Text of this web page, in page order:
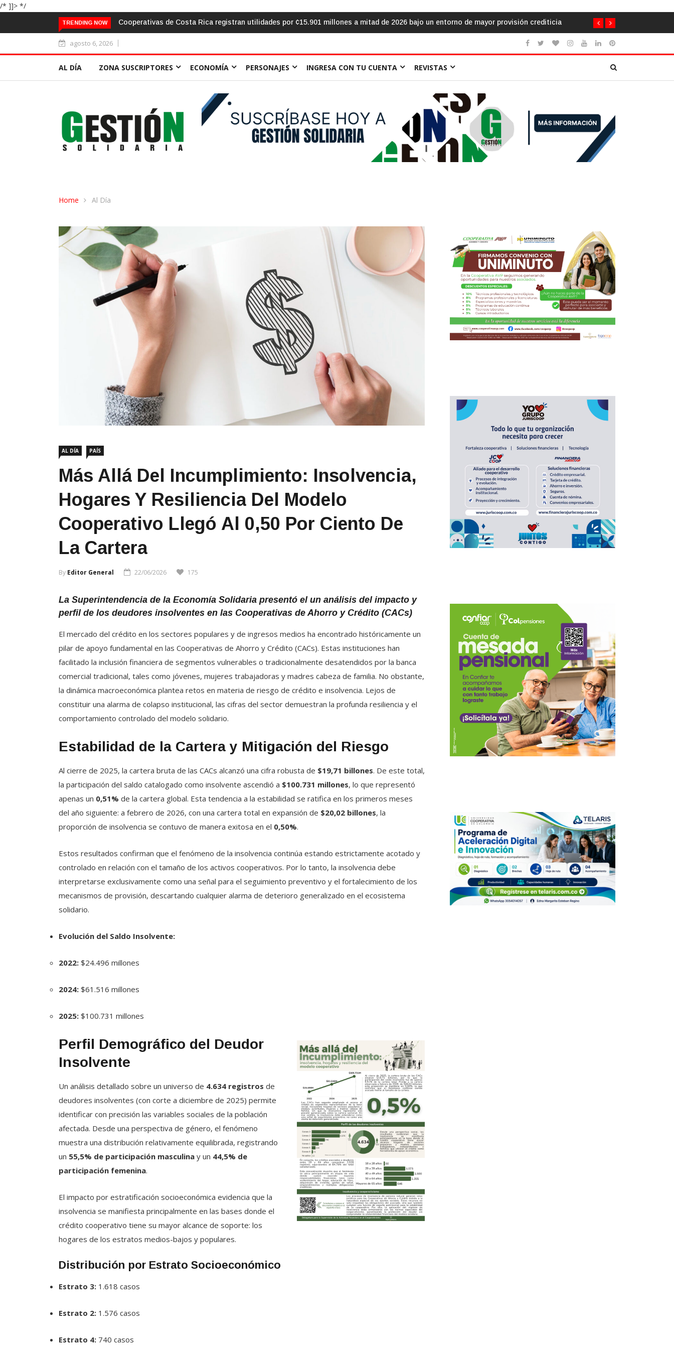
/* ]]> */
TRENDING NOW
por ¢15.901 millones a mitad de 2026 bajo un entorno de mayor provisión crediticiaEl aula frente al «sálvese quien pueda»: la urgencia de humanizar la escuela a través de la cooperación
agosto 6, 2026
AL DÍA ZONA SUSCRIPTORES ECONOMÍA PERSONAJES INGRESA CON TU CUENTA REVISTAS
Home Al Día
AL DÍA PAÍS
Más Allá Del Incumplimiento: Insolvencia,
Hogares Y Resiliencia Del Modelo
Cooperativo Llegó Al 0,50 Por Ciento De
La Cartera
By Editor General 22/06/2026 175
La Superintendencia de la Economía Solidaria presentó el un análisis del impacto y
perfil de los deudores insolventes en las Cooperativas de Ahorro y Crédito (CACs)
El mercado del crédito en los sectores populares y de ingresos medios ha encontrado históricamente un
pilar de apoyo fundamental en las Cooperativas de Ahorro y Crédito (CACs). Estas instituciones han
facilitado la inclusión financiera de segmentos vulnerables o tradicionalmente desatendidos por la banca
comercial tradicional, tales como jóvenes, mujeres trabajadoras y madres cabeza de familia. No obstante,
la dinámica macroeconómica plantea retos en materia de riesgo de crédito e insolvencia. Lejos de
constituir una alarma de colapso institucional, las cifras del sector demuestran la profunda resiliencia y el
comportamiento controlado del modelo solidario.
Estabilidad de la Cartera y Mitigación del Riesgo
Al cierre de 2025, la cartera bruta de las CACs alcanzó una cifra robusta de $19,71 billones. De este total,
la participación del saldo catalogado como insolvente ascendió a $100.731 millones, lo que representó
apenas un 0,51% de la cartera global. Esta tendencia a la estabilidad se ratifica en los primeros meses
del año siguiente: a febrero de 2026, con una cartera total en expansión de $20,02 billones, la
proporción de insolvencia se contuvo de manera exitosa en el 0,50%.
Estos resultados confirman que el fenómeno de la insolvencia continúa estando estrictamente acotado y
controlado en relación con el tamaño de los activos cooperativos. Por lo tanto, la insolvencia debe
interpretarse exclusivamente como una señal para el seguimiento preventivo y el fortalecimiento de los
mecanismos de provisión, descartando cualquier alarma de deterioro generalizado en el ecosistema
solidario.
Evolución del Saldo Insolvente:
2022: $24.496 millones
2024: $61.516 millones
2025: $100.731 millones
Perfil Demográfico del Deudor
Insolvente
Un análisis detallado sobre un universo de 4.634 registros de
deudores insolventes (con corte a diciembre de 2025) permite
identificar con precisión las variables sociales de la población
afectada. Desde una perspectiva de género, el fenómeno
muestra una distribución relativamente equilibrada, registrando
un 55,5% de participación masculina y un 44,5% de
participación femenina.
El impacto por estratificación socioeconómica evidencia que la
insolvencia se manifiesta principalmente en las bases donde el
crédito cooperativo tiene su mayor alcance de soporte: los
hogares de los estratos medios-bajos y populares.
Distribución por Estrato Socioeconómico
Estrato 3: 1.618 casos
Estrato 2: 1.576 casos
Estrato 4: 740 casos